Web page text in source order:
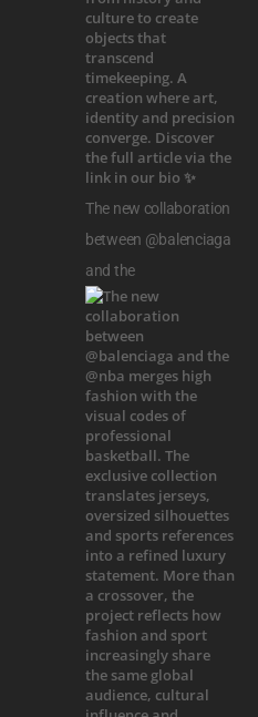
The new collaboration
between @balenciaga
and the